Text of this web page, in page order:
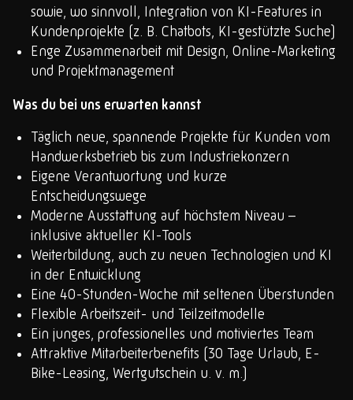
sowie, wo sinnvoll, Integration von KI-Features in
Kundenprojekte (z. B. Chatbots, KI-gestützte Suche)
Enge Zusammenarbeit mit Design, Online-Marketing
und Projektmanagement
Was du bei uns erwarten kannst
Täglich neue, spannende Projekte für Kunden vom
Handwerksbetrieb bis zum Industriekonzern
Eigene Verantwortung und kurze
Entscheidungswege
Moderne Ausstattung auf höchstem Niveau –
inklusive aktueller KI-Tools
Weiterbildung, auch zu neuen Technologien und KI
in der Entwicklung
Eine 40-Stunden-Woche mit seltenen Überstunden
Flexible Arbeitszeit- und Teilzeitmodelle
Ein junges, professionelles und motiviertes Team
Attraktive Mitarbeiterbenefits (30 Tage Urlaub, E-
Bike-Leasing, Wertgutschein u. v. m.)